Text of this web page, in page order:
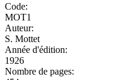
Code:
MOT1
Auteur:
S. Mottet
Année d'édition:
1926
Nombre de pages: